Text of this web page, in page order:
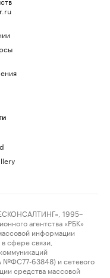
1995–
агентства «РБК»
информации
сфере связи,
№ФС77-63848) и сетевого
средства массовой